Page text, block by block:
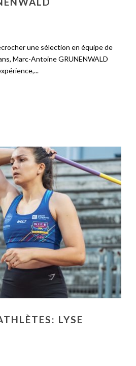
une sélection en équipe de
Marc-Antoine GRUNENWALD
LYSE